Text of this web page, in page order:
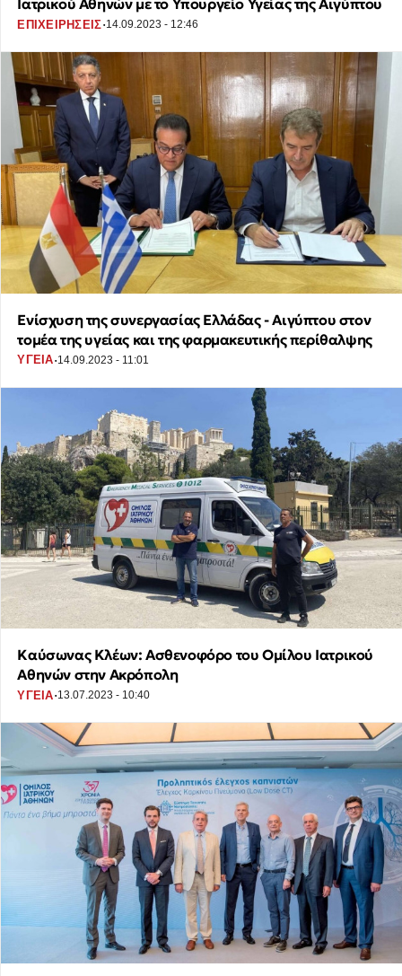
Ιατρικού Αθηνών με το Υπουργείο Υγείας της Αιγύπτου
ΕΠΙΧΕΙΡΗΣΕΙΣ·14.09.2023 - 12:46
Ενίσχυση της συνεργασίας Ελλάδας - Αιγύπτου στον
τομέα της υγείας και της φαρμακευτικής περίθαλψης
ΥΓΕΙΑ·14.09.2023 - 11:01
Καύσωνας Κλέων: Ασθενοφόρο του Ομίλου Ιατρικού
Αθηνών στην Ακρόπολη
ΥΓΕΙΑ·13.07.2023 - 10:40